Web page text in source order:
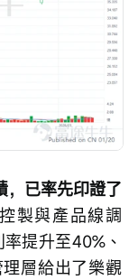
已率先印證了
製與產品線調
提升至40%、
層給出了樂觀